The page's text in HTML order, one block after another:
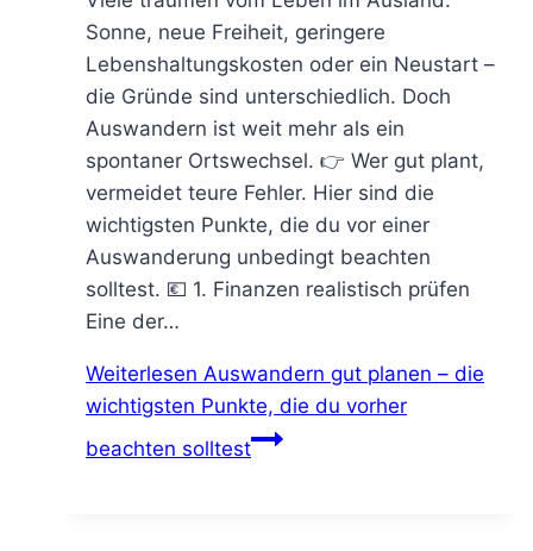
Sonne, neue Freiheit, geringere
Lebenshaltungskosten oder ein Neustart –
die Gründe sind unterschiedlich. Doch
Auswandern ist weit mehr als ein
spontaner Ortswechsel. 👉 Wer gut plant,
vermeidet teure Fehler. Hier sind die
wichtigsten Punkte, die du vor einer
Auswanderung unbedingt beachten
solltest. 💶 1. Finanzen realistisch prüfen
Eine der…
Weiterlesen Auswandern gut planen – die
wichtigsten Punkte, die du vorher
beachten solltest